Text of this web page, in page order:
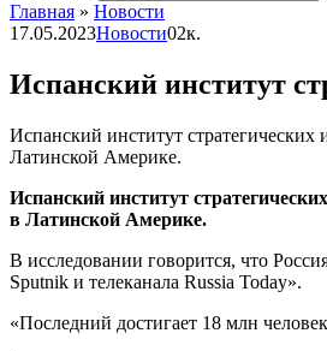
Главная » Новости
17.05.2023Новости02к.
Испанский институт
Испанский институт
Латинской Америке.
Испанский институт
в Латинской Америке.
В исследовании говорится, что
Sputnik и телеканала Russia Today».
«Последний достигает 18 млн